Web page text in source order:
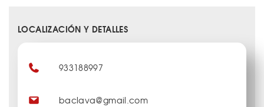
LOCALIZACIÓN Y DETALLES
933188997
baclava@gmail.com